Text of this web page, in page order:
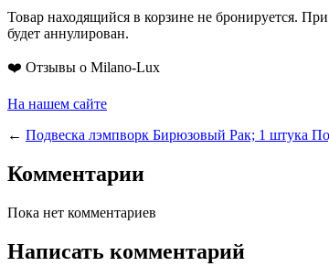
Товар находящийся в корзине не бронируется.
будет аннулирован.
❤️ Отзывы о Milano-Lux
На нашем сайте
← Подвеска лэмпворк Бирюзовый Рак; 1 штука
Комментарии
Пока нет комментариев
Написать комментарий